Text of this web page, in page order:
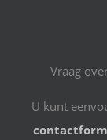
Vraag
U kunt